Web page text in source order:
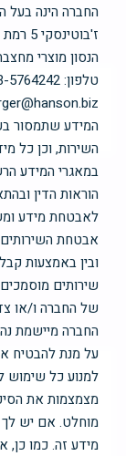
החברה הינה בעל
הנסון מוצרי
טלפון: 03-5764242. דוא"ל:
המידע שתמסור
השירות, וכן כל
במאגרי המידע
הוראות הדין
לאבטחת מידע
אבטחת
ובין באמצעות
שירותים
של החברה ו/או
החברה מיישמת
על מנת להבטיח
למנוע כל שימוש
מצמצמות את
מוחלט. אם יש לך
מידע זה. כמו כן,